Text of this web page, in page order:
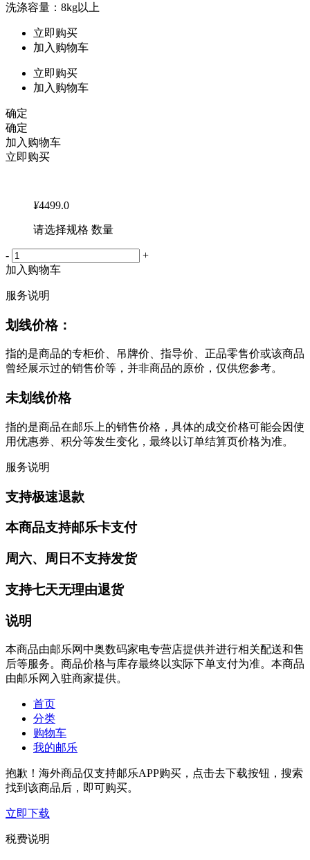
洗涤容量：8kg以上
立即购买
加入购物车
立即购买
加入购物车
确定
确定
加入购物车
立即购买
¥4499.0
请选择规格 数量
-
+
加入购物车
服务说明
划线价格：
指的是商品的专柜价、吊牌价、指导价、正品零售价或该商品
曾经展示过的销售价等，并非商品的原价，仅供您参考。
未划线价格
指的是商品在邮乐上的销售价格，具体的成交价格可能会因使
用优惠券、积分等发生变化，最终以订单结算页价格为准。
服务说明
支持极速退款
本商品支持邮乐卡支付
周六、周日不支持发货
支持七天无理由退货
说明
本商品由邮乐网中奥数码家电专营店提供并进行相关配送和售
后等服务。商品价格与库存最终以实际下单支付为准。本商品
由邮乐网入驻商家提供。
首页
分类
购物车
我的邮乐
抱歉！海外商品仅支持邮乐APP购买，点击去下载按钮，搜索
找到该商品后，即可购买。
立即下载
税费说明